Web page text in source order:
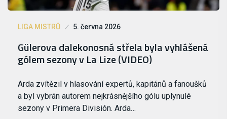
LIGA MISTRŮ 5. června 2026
Gülerova dalekonosná střela byla vyhlášená
gólem sezony v La Lize (VIDEO)
Arda zvítězil v hlasování expertů, kapitánů a fanoušků
a byl vybrán autorem nejkrásnějšího gólu uplynulé
sezony v Primera División. Arda…